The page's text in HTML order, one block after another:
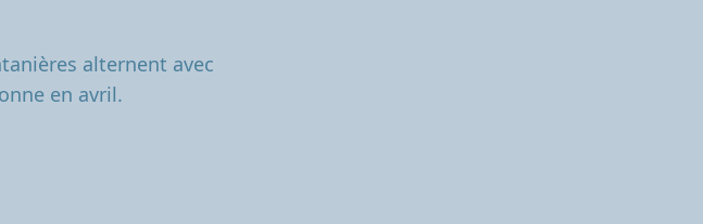
alternent avec
en avril.